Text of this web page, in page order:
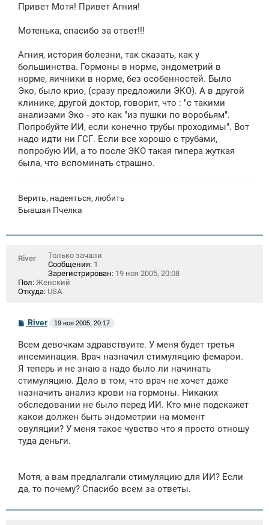
н
е
Привет Мотя! Привет Агния!
Мотенька, спасибо за ответ!!!
Агния, история болезни, так сказать, как у
большинства. Гормоны в норме, эндометрий в
норме, яичники в норме, без особенностей. Было
Эко, было крио, (сразу предложили ЭКО). А в другой
клинике, другой доктор, говорит, что : "с такими
анализами Эко - это как "из пушки по воробьям".
Попробуйте ИИ, если конечно трубы проходимы". Вот
надо идти ни ГСГ. Если все хорошо с трубами,
попробую ИИ, а то после ЭКО такая гипера жуткая
была, что вспоминать страшно.
Верить, надеяться, любить
Бывшая Пчелка
River
Только зачали
Сообщения: 1
Зарегистрирован: 19 ноя 2005, 20:08
Пол: Женский
Откуда: USA
С
б
щ
н
и
River 19 ноя 2005, 20:17
Всем девочкам здравствуите. У меня будет третья
инсеминация. Врач назначил стимуляцию фемарои.
Я теперь и не знаю а надо было ли начинать
стимуляцию. Дело в том, что врач не хочет даже
назначить анализ крови на гормоны. Никаких
обследовании не было перед ИИ. Кто мне подскажет
какои должен быть эндометрии на момент
овуляции? У меня такое чувство что я просто отношу
туда деньги.
Мотя, а вам предлалгали стимуляцию для ИИ? Если
да, то почему? Спасибо всем за ответы.